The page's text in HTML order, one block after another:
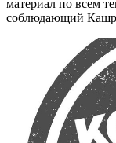
материал по всем
соблюдающий